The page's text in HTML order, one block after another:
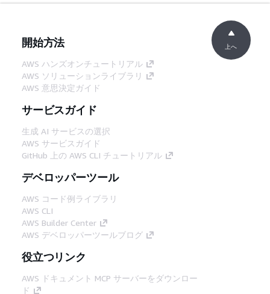
開始方法
AWS ハンズオンチュートリアル
AWS ソリューションライブラリ
AWS 意思決定ガイド
サービスガイド
生成 AI サービスの選択
AWS サービスガイド
GitHub 上の AWS CLI チュートリアル
デベロッパーツール
AWS コード例ライブラリ
AWS CLI
AWS Builder Center
AWS デベロッパーツールブログ
役立つリンク
AWS ドキュメント MCP サーバーをダウンロー
ド
上へ